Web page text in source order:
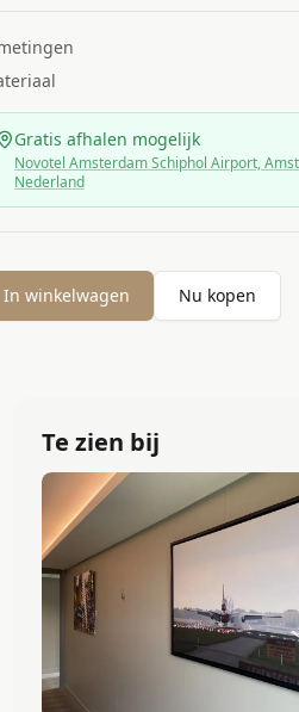
Gratis afhalen mogelijk
Novotel Amsterdam Schiphol Airport,
Nederland
In winkelwagen Nu kopen
Te zien bij